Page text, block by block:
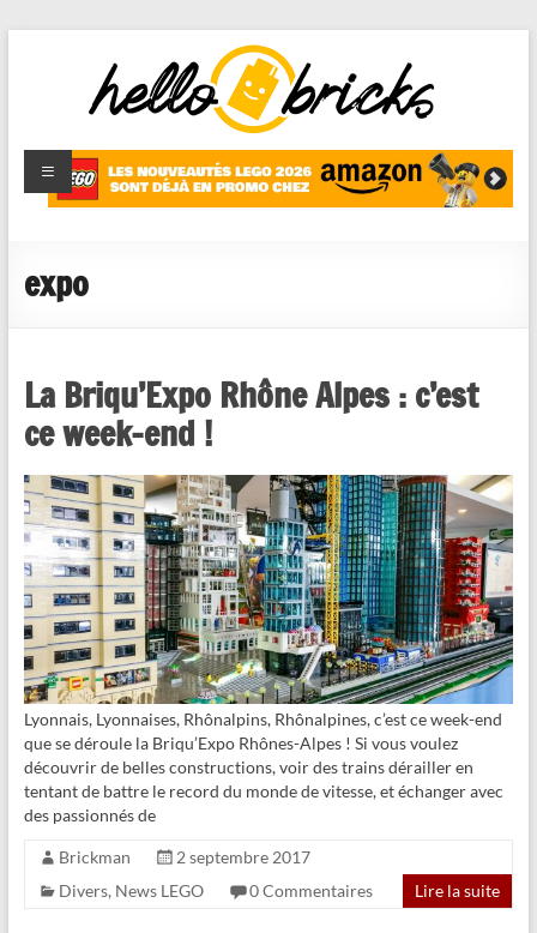
HelloBricks
Blog LEGO,
nouveaut�s
reviews
expo
La Briqu’Expo Rhône Alpes : c’est
ce week-end !
Lyonnais, Lyonnaises, Rhônalpins, Rhônalpines, c’est ce week-end
que se déroule la Briqu’Expo Rhônes-Alpes ! Si vous voulez
découvrir de belles constructions, voir des trains dérailler en
tentant de battre le record du monde de vitesse, et échanger avec
des passionnés de
Brickman
2 septembre 2017
Divers, News LEGO 0 Commentaires Lire la suite